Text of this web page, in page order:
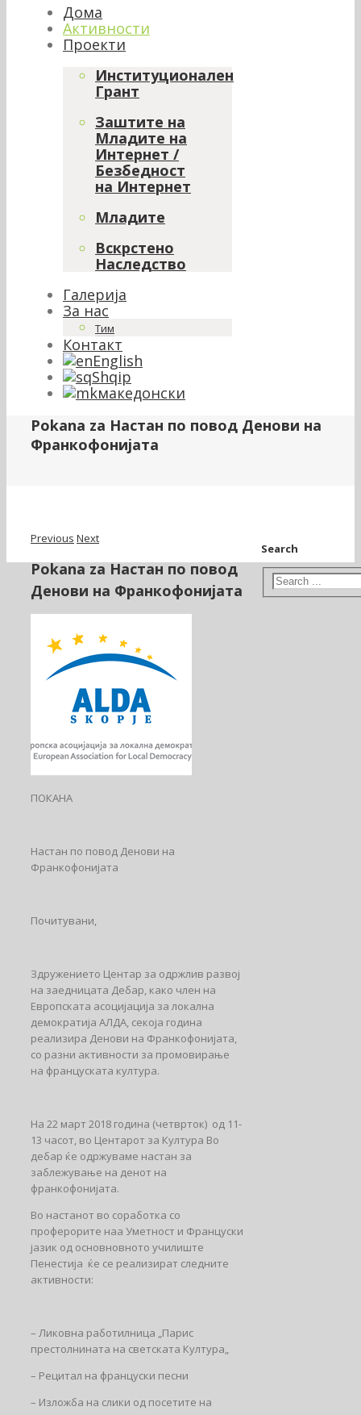
Дома
Активности
Проекти
Институционален
Грант
Заштите на
Младите на
Интернет /
Безбедност
на Интернет
Младите
Вскрстено
Наследство
Галерија
За нас
Тим
Контакт
English
Shqip
македонски
Pokana za Настан по повод Денови на
Франкофонијата
Previous Next
Pokana za Настан по повод
Денови на Франкофонијата
ПОКАНА
Настан по повод Денови на
Франкофонијата
Почитувани,
Здружението Центар за одржлив развој
на заедницата Дебар, како член на
Европската асоцијација за локална
демократија АЛДА, секоја година
реализира Денови на Франкофонијата,
со разни активности за промовирање
на француската култура.
На 22 март 2018 година (четврток) од 11-
13 часот, во Центарот за Култура Во
дебар ќе одржуваме настан за
заблежување на денот на
франкофонијата.
Во настанот во соработка со
проферорите наа Уметност и Француски
јазик од основновното училиште
Пенестија ќе се реализират следните
активности:
– Ликовна работилница „Парис
престолнината на светската Култура„
– Рецитал на француски песни
– Изложба на слики од посетите на
Search